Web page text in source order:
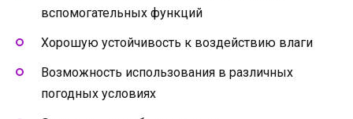
вспомогательных функций
Хорошую устойчивость к воздействию влаги
Возможность использования в различных
погодных условиях